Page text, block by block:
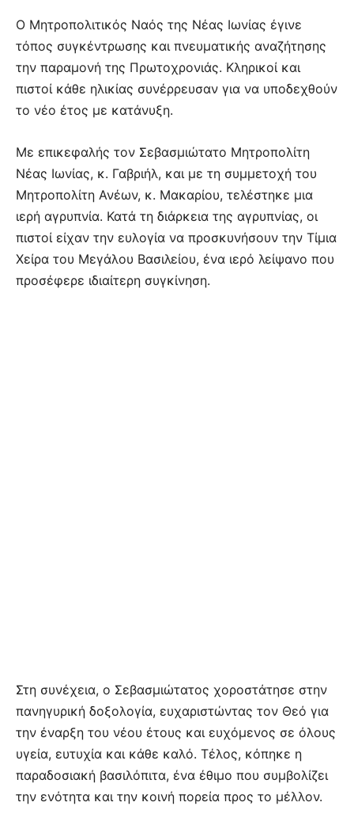
Ο Μητροπολιτικός Ναός της Νέας Ιωνίας έγινε
τόπος συγκέντρωσης και πνευματικής αναζήτησης
την παραμονή της Πρωτοχρονιάς. Κληρικοί και
πιστοί κάθε ηλικίας συνέρρευσαν για να υποδεχθούν
το νέο έτος με κατάνυξη.
Με επικεφαλής τον Σεβασμιώτατο Μητροπολίτη
Νέας Ιωνίας, κ. Γαβριήλ, και με τη συμμετοχή του
Μητροπολίτη Ανέων, κ. Μακαρίου, τελέστηκε μια
ιερή αγρυπνία. Κατά τη διάρκεια της αγρυπνίας, οι
πιστοί είχαν την ευλογία να προσκυνήσουν την Τίμια
Χείρα του Μεγάλου Βασιλείου, ένα ιερό λείψανο που
προσέφερε ιδιαίτερη συγκίνηση.
Στη συνέχεια, ο Σεβασμιώτατος χοροστάτησε στην
πανηγυρική δοξολογία, ευχαριστώντας τον Θεό για
την έναρξη του νέου έτους και ευχόμενος σε όλους
υγεία, ευτυχία και κάθε καλό. Τέλος, κόπηκε η
παραδοσιακή βασιλόπιτα, ένα έθιμο που συμβολίζει
την ενότητα και την κοινή πορεία προς το μέλλον.